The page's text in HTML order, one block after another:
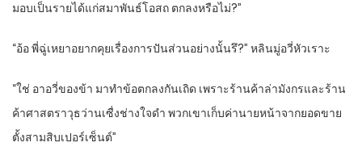
มอบเป็นรายได้แก่สมาพันธ์โอสถ ตกลงหรือไม่?”
“อ้อ พี่ฉู่เหยาอยากคุยเรื่องการปันส่วนอย่างนั้นรึ?” หลินมู่อวี่หัวเราะ
“ใช่ อาอวี่ของข้า มาทำข้อตกลงกันเถิด เพราะร้านค้าล่ามังกรและร้าน
ค้าศาสตราวุธว่านเซื่งช่างใจดำ พวกเขาเก็บค่านายหน้าจากยอดขาย
ตั้งสามสิบเปอร์เซ็นต์”